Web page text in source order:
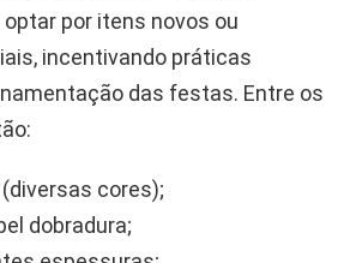
optar por itens novos ou
incentivando práticas
das festas. Entre os
cores);
dobradura;